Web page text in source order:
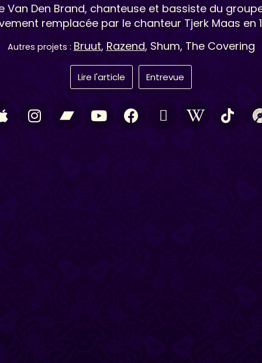
Van Den Brand, chanteuse et bassiste du
remplacée par le chanteur Tjerk Maas en
Autres projets : Bruut, Razend, Shum, The Covering
Lire l'article Entrevue